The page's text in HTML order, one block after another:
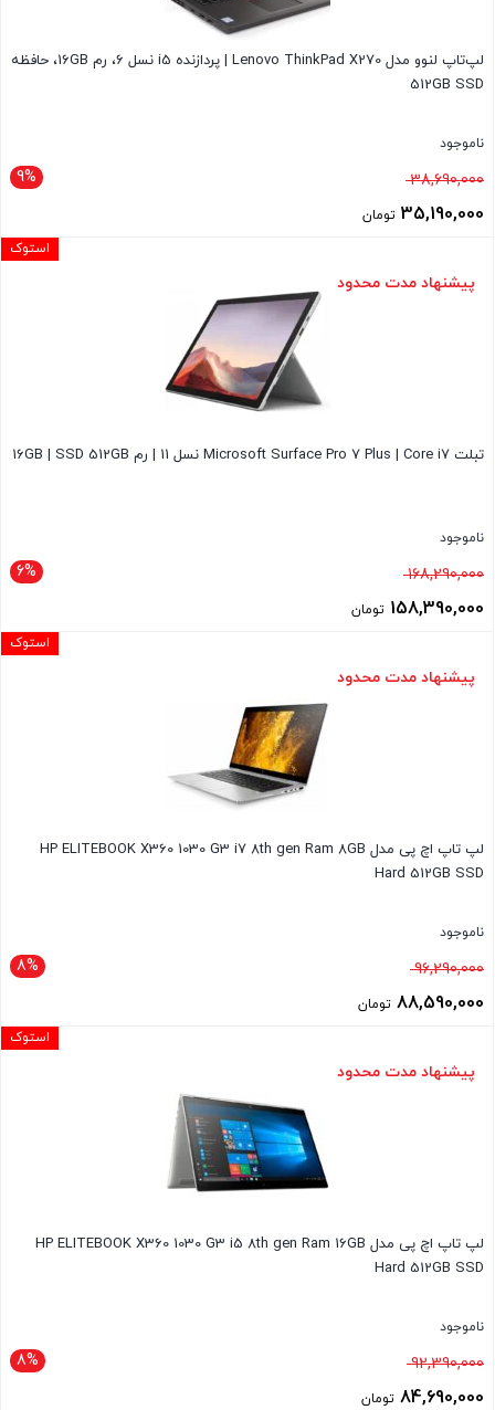
لپ‌تاپ لنوو مدل Lenovo ThinkPad X270 | پردازنده i5 نسل 6، رم 16GB، حافظه
512GB SSD
ناموجود
9% 38,690,000قیمت
اصلی35,190,000 تومان
فعلی
پیشنهاد مدت محدود
تبلت Microsoft Surface Pro 7 Plus | Core i7 نسل 11 | رم 16GB | SSD 512GB
ناموجود
6% 168,290,000قیمت
اصلی158,390,000 تومان
فعلی
استوک
پیشنهاد مدت محدود
لپ تاپ اچ پی مدل HP ELITEBOOK X360 1030 G3 i7 8th gen Ram 8GB
Hard 512GB SSD
ناموجود
8% 96,290,000قیمت
اصلی88,590,000 تومان
فعلی
استوک
پیشنهاد مدت محدود
لپ تاپ اچ پی مدل HP ELITEBOOK X360 1030 G3 i5 8th gen Ram 16GB
Hard 512GB SSD
ناموجود
8% 92,390,000قیمت
اصلی84,690,000 تومان
استوک